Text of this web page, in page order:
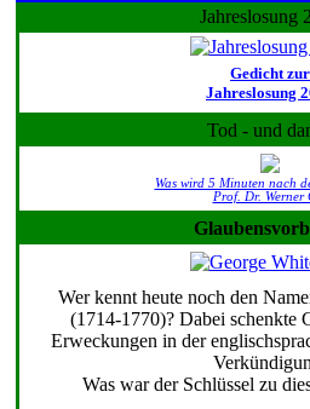
Jahreslosung
Gedicht zur
Jahreslosung
Tod - und
Was wird 5 Minuten nach
Prof. Dr. Werner
Wer kennt heute noch den
(1714-1770)? Dabei schenkte
Erweckungen in der
Was war der Schlüssel zu